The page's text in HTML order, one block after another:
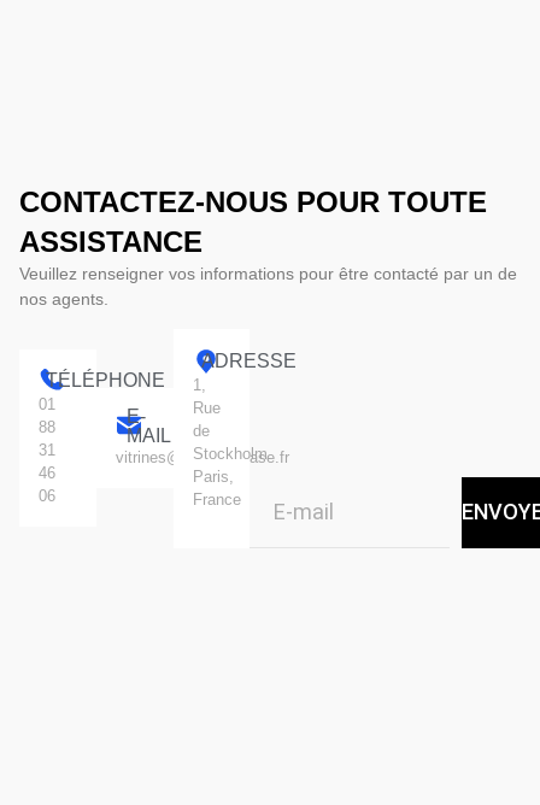
CONTACTEZ-NOUS POUR TOUTE
ASSISTANCE
Veuillez renseigner vos informations pour être contacté par un de
nos agents.
TÉLÉPHONE
01
88
31
46
06
E-
MAIL
vitrines@standingcase.fr
ADRESSE
1,
Rue
de
Stockholm.
Paris,
France